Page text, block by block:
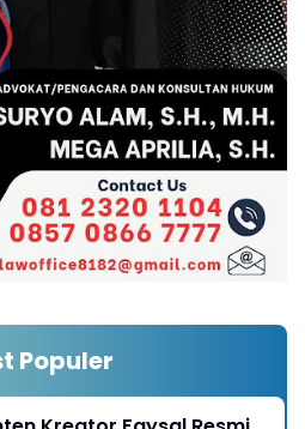
Populer